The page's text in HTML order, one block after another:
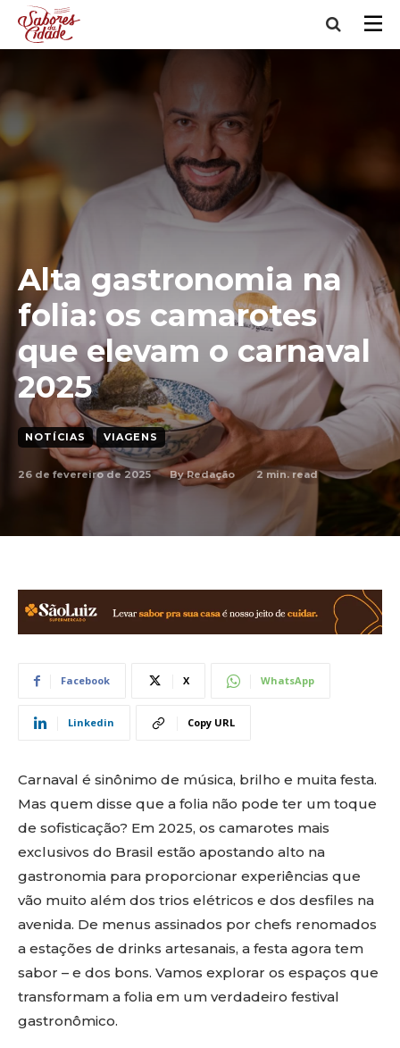
Alta gastronomia na
folia: os camarotes
que elevam o carnaval
2025
NOTÍCIAS VIAGENS
26 de fevereiro de 2025 By Redação 2 min. read
Facebook X WhatsApp
Linkedin Copy URL
Carnaval é sinônimo de música, brilho e muita festa.
Mas quem disse que a folia não pode ter um toque
de sofisticação? Em 2025, os camarotes mais
exclusivos do Brasil estão apostando alto na
gastronomia para proporcionar experiências que
vão muito além dos trios elétricos e dos desfiles na
avenida. De menus assinados por chefs renomados
a estações de drinks artesanais, a festa agora tem
sabor – e dos bons. Vamos explorar os espaços que
transformam a folia em um verdadeiro festival
gastronômico.